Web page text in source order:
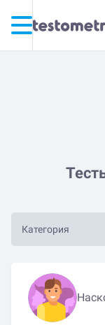
Категория